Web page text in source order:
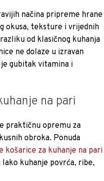
načina pripreme hrane
okusa, teksture i vrijednih
od klasičnog kuhanja
ne dolaze u izravan
gubitak vitamina i
na pari
praktičnu opremu za
obroka. Ponuda
košarice za kuhanje na pari
lako kuhanje povrća, ribe,